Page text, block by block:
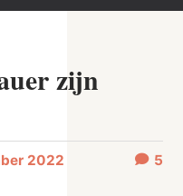
zijn
2022 5